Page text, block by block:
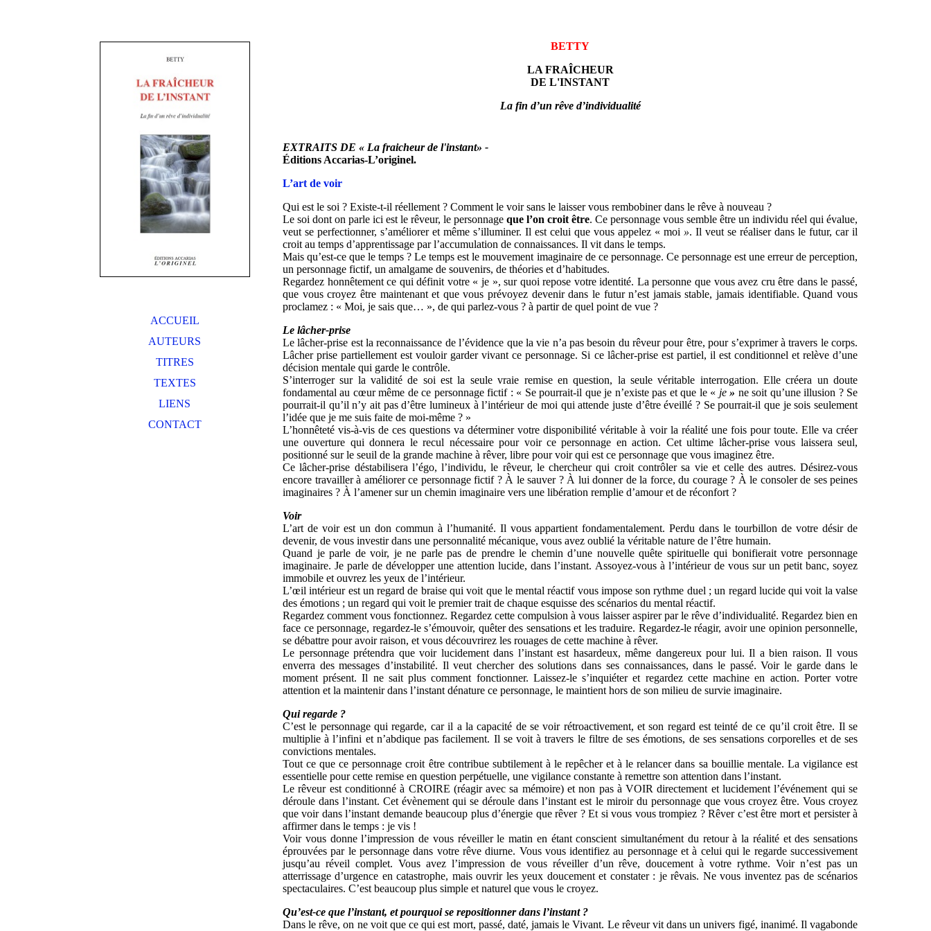
ACCUEIL
AUTEURS
TITRES
TEXTES
LIENS
CONTACT
BETTY
LA FRAÎCHEUR
DE L'INSTANT
La fin d’un rêve d’individualité
EXTRAITS DE « La fraicheur de l'instant» -
Éditions Accarias-L’originel.
L’art de voir
Qui est le soi ? Existe-t-il réellement ? Comment le voir sans le laisser vous rembobiner dans le rêve à nouveau ?
Le soi dont on parle ici est le rêveur, le personnage que l’on croit être. Ce personnage vous semble être un individu réel qui évalue,
veut se perfectionner, s’améliorer et même s’illuminer. Il est celui que vous appelez « moi ». Il veut se réaliser dans le futur, car il
croit au temps d’apprentissage par l’accumulation de connaissances. Il vit dans le temps.
Mais qu’est-ce que le temps ? Le temps est le mouvement imaginaire de ce personnage. Ce personnage est une erreur de perception,
un personnage fictif, un amalgame de souvenirs, de théories et d’habitudes.
Regardez honnêtement ce qui définit votre « je », sur quoi repose votre identité. La personne que vous avez cru être dans le passé,
que vous croyez être maintenant et que vous prévoyez devenir dans le futur n’est jamais stable, jamais identifiable. Quand vous
proclamez : « Moi, je sais que… », de qui parlez-vous ? à partir de quel point de vue ?
Le lâcher-prise
Le lâcher-prise est la reconnaissance de l’évidence que la vie n’a pas besoin du rêveur pour être, pour s’exprimer à travers le corps.
Lâcher prise partiellement est vouloir garder vivant ce personnage. Si ce lâcher-prise est partiel, il est conditionnel et relève d’une
décision mentale qui garde le contrôle.
S’interroger sur la validité de soi est la seule vraie remise en question, la seule véritable interrogation. Elle créera un doute
fondamental au cœur même de ce personnage fictif : « Se pourrait-il que je n’existe pas et que le « je» ne soit qu’une illusion ? Se
pourrait-il qu’il n’y ait pas d’être lumineux à l’intérieur de moi qui attende juste d’être éveillé ? Se pourrait-il que je sois seulement
l’idée que je me suis faite de moi-même ? »
L’honnêteté vis-à-vis de ces questions va déterminer votre disponibilité véritable à voir la réalité une fois pour toute. Elle va créer
une ouverture qui donnera le recul nécessaire pour voir ce personnage en action. Cet ultime lâcher-prise vous laissera seul,
positionné sur le seuil de la grande machine à rêver, libre pour voir qui est ce personnage que vous imaginez être.
Ce lâcher-prise déstabilisera l’égo, l’individu, le rêveur, le chercheur qui croit contrôler sa vie et celle des autres. Désirez-vous
encore travailler à améliorer ce personnage fictif ? À le sauver ? À lui donner de la force, du courage ? À le consoler de ses peines
imaginaires ? À l’amener sur un chemin imaginaire vers une libération remplie d’amour et de réconfort ?
Voir
L’art de voir est un don commun à l’humanité. Il vous appartient fondamentalement. Perdu dans le tourbillon de votre désir de
devenir, de vous investir dans une personnalité mécanique, vous avez oublié la véritable nature de l’être humain.
Quand je parle de voir, je ne parle pas de prendre le chemin d’une nouvelle quête spirituelle qui bonifierait votre personnage
imaginaire. Je parle de développer une attention lucide, dans l’instant. Assoyez-vous à l’intérieur de vous sur un petit banc, soyez
immobile et ouvrez les yeux de l’intérieur.
L’œil intérieur est un regard de braise qui voit que le mental réactif vous impose son rythme duel ; un regard lucide qui voit la valse
des émotions ; un regard qui voit le premier trait de chaque esquisse des scénarios du mental réactif.
Regardez comment vous fonctionnez. Regardez cette compulsion à vous laisser aspirer par le rêve d’individualité. Regardez bien en
face ce personnage, regardez-le s’émouvoir, quêter des sensations et les traduire. Regardez-le réagir, avoir une opinion personnelle,
se débattre pour avoir raison, et vous découvrirez les rouages de cette machine à rêver.
Le personnage prétendra que voir lucidement dans l’instant est hasardeux, même dangereux pour lui. Il a bien raison. Il vous
enverra des messages d’instabilité. Il veut chercher des solutions dans ses connaissances, dans le passé. Voir le garde dans le
moment présent. Il ne sait plus comment fonctionner. Laissez-le s’inquiéter et regardez cette machine en action. Porter votre
attention et la maintenir dans l’instant dénature ce personnage, le maintient hors de son milieu de survie imaginaire.
Qui regarde ?
C’est le personnage qui regarde, car il a la capacité de se voir rétroactivement, et son regard est teinté de ce qu’il croit être. Il se
multiplie à l’infini et n’abdique pas facilement. Il se voit à travers le filtre de ses émotions, de ses sensations corporelles et de ses
convictions mentales.
Tout ce que ce personnage croit être contribue subtilement à le repêcher et à le relancer dans sa bouillie mentale. La vigilance est
essentielle pour cette remise en question perpétuelle, une vigilance constante à remettre son attention dans l’instant.
Le rêveur est conditionné à CROIRE (réagir avec sa mémoire) et non pas à VOIR directement et lucidement l’événement qui se
déroule dans l’instant. Cet évènement qui se déroule dans l’instant est le miroir du personnage que vous croyez être. Vous croyez
que voir dans l’instant demande beaucoup plus d’énergie que rêver ? Et si vous vous trompiez ? Rêver c’est être mort et persister à
affirmer dans le temps : je vis !
Voir vous donne l’impression de vous réveiller le matin en étant conscient simultanément du retour à la réalité et des sensations
éprouvées par le personnage dans votre rêve diurne. Vous vous identifiez au personnage et à celui qui le regarde successivement
jusqu’au réveil complet. Vous avez l’impression de vous réveiller d’un rêve, doucement à votre rythme. Voir n’est pas un
atterrissage d’urgence en catastrophe, mais ouvrir les yeux doucement et constater : je rêvais. Ne vous inventez pas de scénarios
spectaculaires. C’est beaucoup plus simple et naturel que vous le croyez.
Qu’est-ce que l’instant, et pourquoi se repositionner dans l’instant ?
Dans le rêve, on ne voit que ce qui est mort, passé, daté, jamais le Vivant. Le rêveur vit dans un univers figé, inanimé. Il vagabonde